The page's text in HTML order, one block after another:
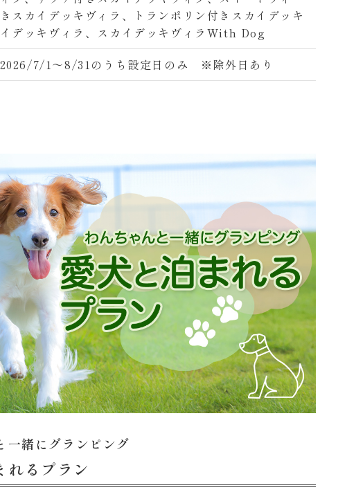
スカイデッキヴィラ、トランポリン付きスカイデッキ
デッキヴィラ、スカイデッキヴィラWith Dog
2026/7/1～8/31のうち設定日のみ ※除外日あり
一緒にグランピング
れるプラン